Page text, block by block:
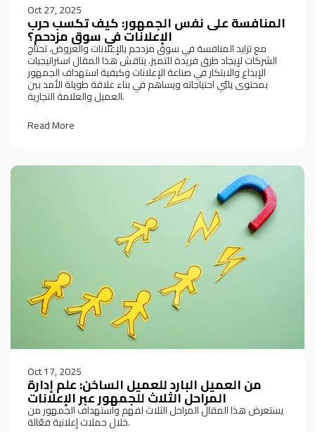
Oct 27, 2025
المنافسة على نفس الجمهور: كيف تكسب حرب
الإعلانات في سوق مزدحم؟
مع تزايد المنافسة في سوق مزدحم بالإعلانات والعروض، تحتاج
الشركات لإيجاد طرق فريدة للتميز. يناقش هذا المقال استراتيجيات
الإبداع والابتكار في صناعة الإعلانات وكيفية استهداف الجمهور
بمحتوى يلبّي احتياجاته ويساهم في بناء علاقة طويلة الأمد بين
العميل والعلامة التجارية.
Read More
Oct 17, 2025
من العميل البارد للعميل الساخن: علم إدارة
المراحل الثلاث للجمهور عبر الإعلانات
يستعرض هذا المقال المراحل الثلاث لفهم واستهداف الجمهور من
خلال حملات إعلانية فعّالة.